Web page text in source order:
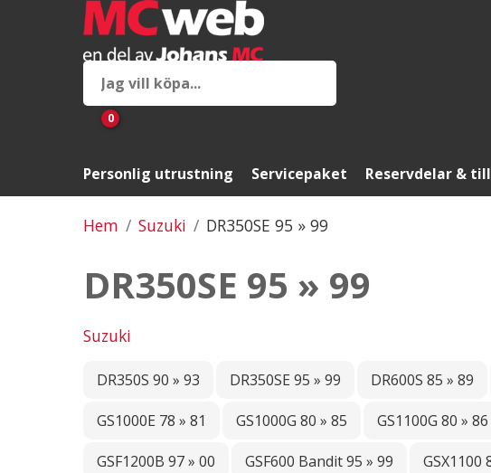
0
Personlig utrustning Servicepaket Reservdelar &
Hem Suzuki DR350SE 95 » 99
DR350SE 95 » 99
Suzuki
DR350S 90 » 93 DR350SE 95 » 99 DR600S 85 » 89
GS1000E 78 » 81 GS1000G 80 » 85 GS1100G 80 » 86
GSF1200B 97 » 00 GSF600 Bandit 95 » 99 GSX1100